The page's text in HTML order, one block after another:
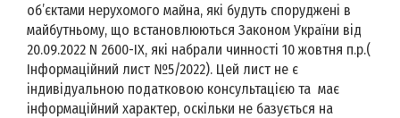
об’єктами нерухомого майна, які будуть споруджені в
майбутньому, що встановлюються Законом України від
20.09.2022 N 2600-IX, які набрали чинності 10 жовтня п.р.(
Інформаційний лист №5/2022). Цей лист не є
індивідуальною податковою консультацією та має
інформаційний характер, оскільки не базується на